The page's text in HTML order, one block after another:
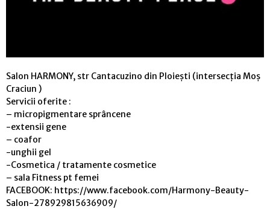
Salon HARMONY, str Cantacuzino din Ploiești (intersecția Moș
Craciun )
Servicii oferite :
– micropigmentare sprâncene
-extensii gene
– coafor
-unghii gel
-Cosmetica / tratamente cosmetice
– sala Fitness pt femei
FACEBOOK: https://www.facebook.com/Harmony-Beauty-
Salon-278929815636909/